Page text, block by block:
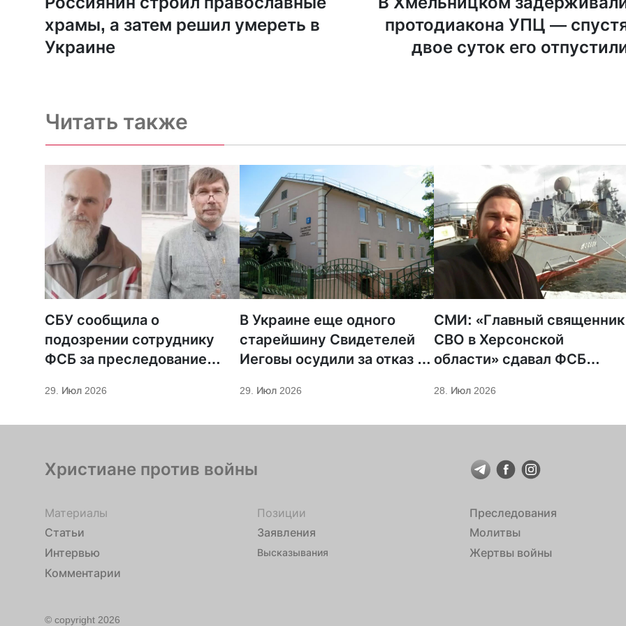
храмы, а затем решил умереть в
Украине
протодиакона УПЦ —
двое суток его
Читать также
СБУ сообщила о
подозрении сотруднику
ФСБ за преследование
29. Июл 2026
В Украине еще одного
старейшину Свидетелей
Иеговы осудили за отказ от
29. Июл 2026
СМИ: «Главный священник
СВО в Херсонской
области» сдавал ФСБ
священников
28. Июл 2026
Христиане против войны
Материалы
Статьи
Интервью
Комментарии
Позиции
Заявления
Высказывания
Преследования
Молитвы
Жертвы войны
© copyright 2026